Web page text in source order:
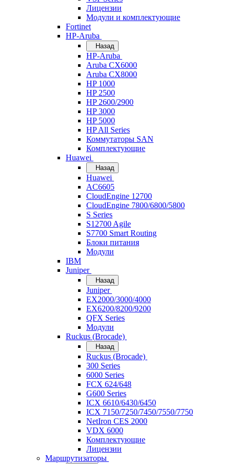
Лицензии
Модули и комплектующие
Fortinet
HP-Aruba
Назад
HP-Aruba
Aruba CX6000
Aruba CX8000
HP 1000
HP 2500
HP 2600/2900
HP 3000
HP 5000
HP All Series
Коммутаторы SAN
Комплектующие
Huawei
Назад
Huawei
AC6605
CloudEngine 12700
CloudEngine 7800/6800/5800
S Series
S12700 Agile
S7700 Smart Routing
Блоки питания
Модули
IBM
Juniper
Назад
Juniper
EX2000/3000/4000
EX6200/8200/9200
QFX Series
Модули
Ruckus (Brocade)
Назад
Ruckus (Brocade)
300 Series
6000 Series
FCX 624/648
G600 Series
ICX 6610/6430/6450
ICX 7150/7250/7450/7550/7750
NetIron CES 2000
VDX 6000
Комплектующие
Лицензии
Маршрутизаторы